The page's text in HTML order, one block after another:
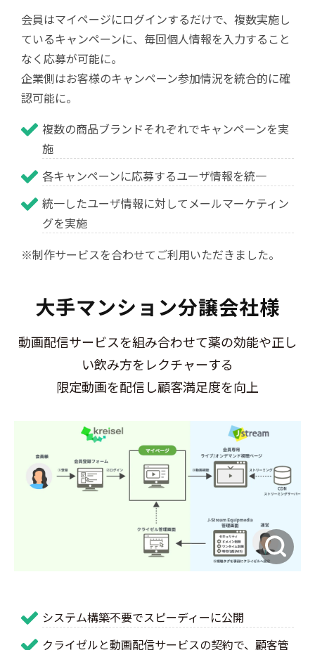
会員はマイページにログインするだけで、複数実施し
ているキャンペーンに、毎回個人情報を入力すること
なく応募が可能に。
企業側はお客様のキャンペーン参加情況を統合的に確
認可能に。
複数の商品ブランドそれぞれでキャンペーンを実
施
各キャンペーンに応募するユーザ情報を統一
統一したユーザ情報に対してメールマーケティン
グを実施
※制作サービスを合わせてご利用いただきました。
大手マンション分譲会社様
動画配信サービスを組み合わせて薬の効能や正し
い飲み方をレクチャーする
限定動画を配信し顧客満足度を向上
システム構築不要でスピーディーに公開
クライゼルと動画配信サービスの契約で、顧客管